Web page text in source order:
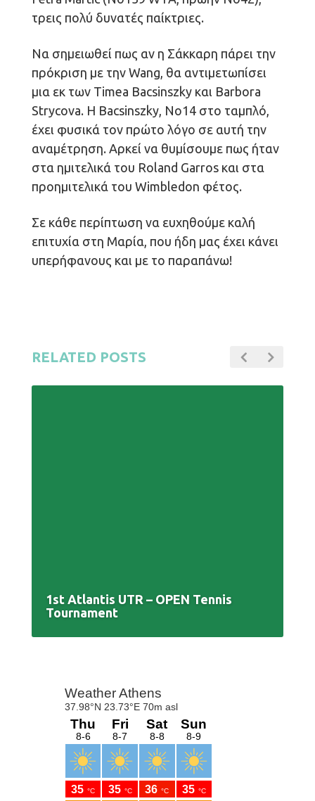
τρεις πολύ δυνατές παίκτριες.
Να σημειωθεί πως αν η Σάκκαρη πάρει την
πρόκριση με την Wang, θα αντιμετωπίσει
μια εκ των Timea Bacsinszky και Barbora
Strycova. Η Bacsinszky, Νο14 στο ταμπλό,
έχει φυσικά τον πρώτο λόγο σε αυτή την
αναμέτρηση. Αρκεί να θυμίσουμε πως ήταν
στα ημιτελικά του Roland Garros και στα
προημιτελικά του Wimbledon φέτος.
Σε κάθε περίπτωση να ευχηθούμε καλή
επιτυχία στη Μαρία, που ήδη μας έχει κάνει
υπερήφανους και με το παραπάνω!
RELATED POSTS
1st Atlantis UTR – OPEN Tennis
Tournament